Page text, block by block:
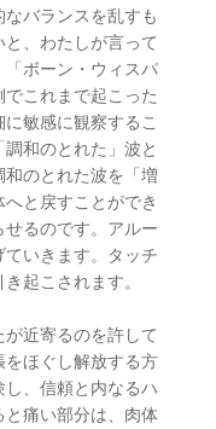
バランスを乱すも
、わたしが言って
ボーン・ウィスパ
これまで起こった
敏感に観察するこ
和のとれた」波と
和のとれた波を「増
と戻すことができ
るのです。アルー
いきます。タッチ
起こされます。
近寄るのを許して
をほぐし解放する方
、信頼と内なるハ
痛い部分は、肉体